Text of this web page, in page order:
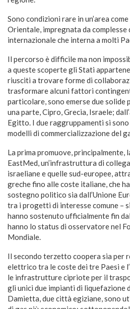
Sono condizioni rare in un’area
Orientale, impregnata da complesse
internazionale che interna a molti
Il percorso è difficile ma non
a queste scoperte gli Stati
riusciti a trovare forme di
trasformare alcuni fattori
particolare, sono emerse due
una parte, Cipro, Grecia, Israele;
Egitto. I due raggruppamenti si
modelli di commercializzazione del
La prima promuove,
EastMed, un’infrastruttura di
israeliane e quelle sud-europee,
greche fino alle coste italiane, che
sostegno politico sia dall’Unione
tra i progetti di interesse comune –
hanno sostenuto ufficialmente fin
hanno lo status di osservatore nel
Mondiale.
Il secondo terzetto coopera sia per
elettrico tra le coste dei tre Paesi e
le infrastrutture cipriote per il
gli unici due impianti di liquefazione
Damietta, due città egiziane, sono